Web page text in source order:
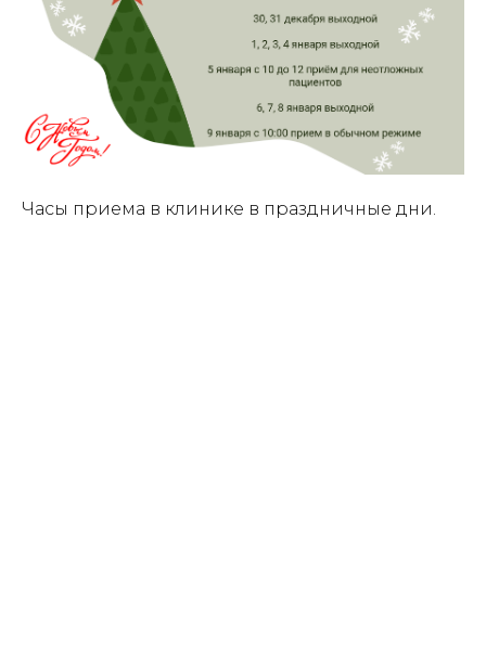
Часы приема в клинике в праздничные дни.